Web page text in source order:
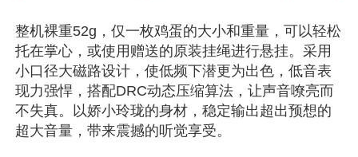
整机裸重52g，仅一枚鸡蛋的大小和重量，可以轻松
托在掌心，或使用赠送的原装挂绳进行悬挂。采用
小口径大磁路设计，使低频下潜更为出色，低音表
现力强悍，搭配DRC动态压缩算法，让声音嘹亮而
不失真。以娇小玲珑的身材，稳定输出超出预想的
超大音量，带来震撼的听觉享受。